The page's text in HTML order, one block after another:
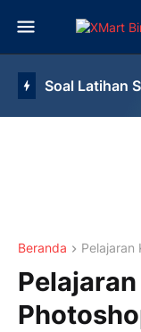
Beranda Pelajaran